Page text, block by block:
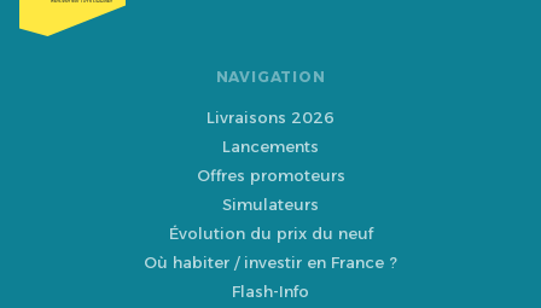
NAVIGATION
Livraisons 2026
Lancements
Offres promoteurs
Simulateurs
Évolution du prix du neuf
Où habiter / investir en France ?
Flash-Info